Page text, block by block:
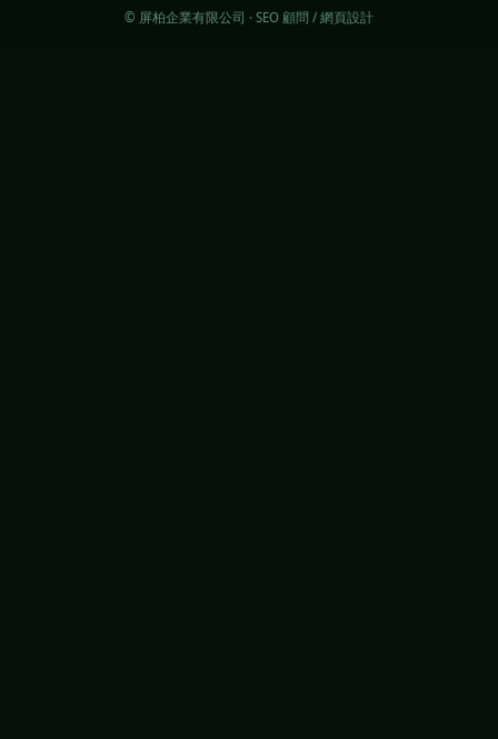
© 屏柏企業有限公司 · SEO 顧問 / 網頁設計